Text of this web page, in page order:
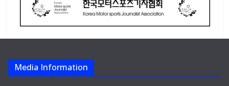
Media Information